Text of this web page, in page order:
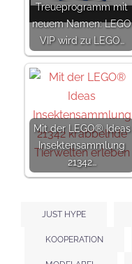
Treueprogramm mit
neuem Namen: LEGO
VIP wird zu LEGO…
Mit der LEGO® Ideas
Insektensammlung
21342…
JUST HYPE
KOOPERATION